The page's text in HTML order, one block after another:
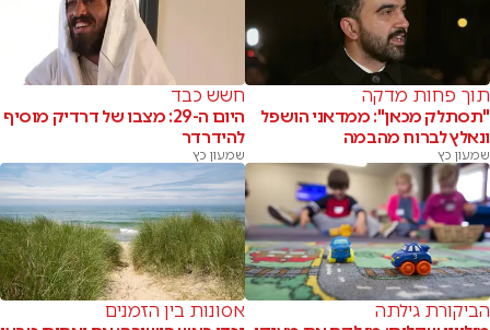
תוך פחות מדקה
"תסתלק מכאן": ממדאני הושפל
ונאלץ לברוח מהבמה
שמעון כץ
חשש כבד
היום ה-29: מצבו של דרדיק מוסיף
להידרדר
שמעון כץ
הביקורת גילתה
אסונות בין הזמנים